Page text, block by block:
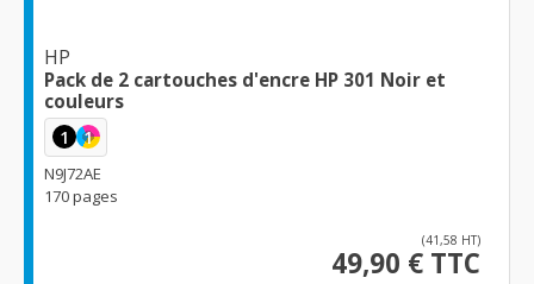
HP
Pack de 2 cartouches d'encre HP 301 Noir et
couleurs
1 1
N9J72AE
170 pages
(41,58 HT)
49,90 € TTC